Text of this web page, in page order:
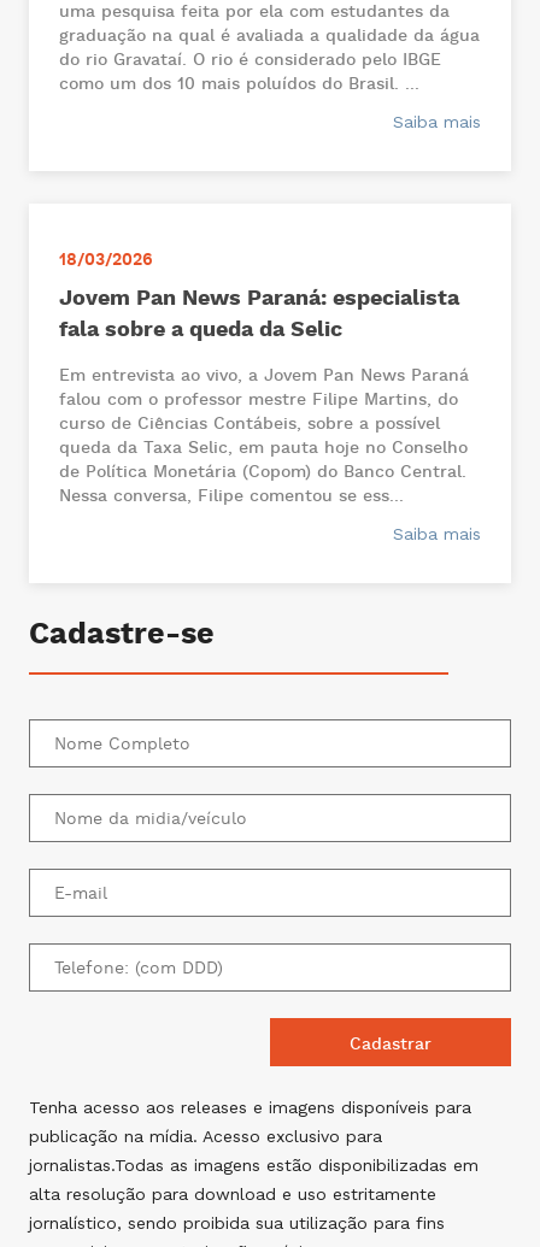
uma pesquisa feita por ela com estudantes da
graduação na qual é avaliada a qualidade da água
do rio Gravataí. O rio é considerado pelo IBGE
como um dos 10 mais poluídos do Brasil. ...
Saiba mais
18/03/2026
Jovem Pan News Paraná: especialista
fala sobre a queda da Selic
Em entrevista ao vivo, a Jovem Pan News Paraná
falou com o professor mestre Filipe Martins, do
curso de Ciências Contábeis, sobre a possível
queda da Taxa Selic, em pauta hoje no Conselho
de Política Monetária (Copom) do Banco Central.
Nessa conversa, Filipe comentou se ess...
Saiba mais
Cadastre-se
Tenha acesso aos releases e imagens disponíveis para
publicação na mídia. Acesso exclusivo para
jornalistas.Todas as imagens estão disponibilizadas em
alta resolução para download e uso estritamente
jornalístico, sendo proibida sua utilização para fins